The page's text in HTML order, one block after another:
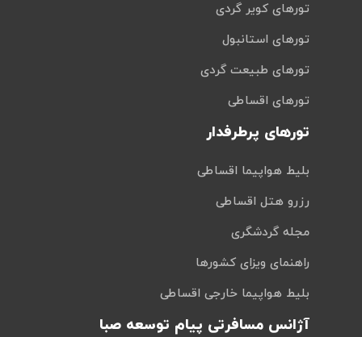
تورهای کویر گردی
تورهای استانبول
تورهای طبیعت گردی
تورهای اقساطی
تورهای پرطرفدار
بلیط هواپیما اقساطی
رزرو هتل اقساطی
مجله گردشگری
راهنمای ویزای کشورها
بلیط هواپیما خارجی اقساطی
آژانس مسافرتی پیام توسعه صبا